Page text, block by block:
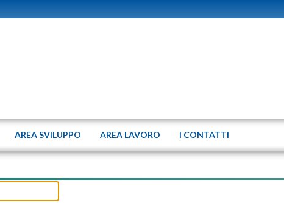
AREA SVILUPPO AREA LAVORO I CONTATTI